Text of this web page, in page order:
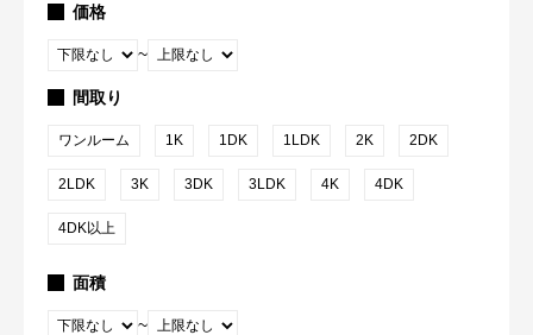
価格
~
間取り
ワンルーム 1K 1DK 1LDK 2K 2DK
2LDK 3K 3DK 3LDK 4K 4DK
4DK以上
面積
~